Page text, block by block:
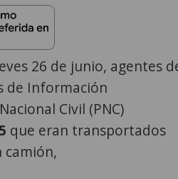
26 de junio, agentes
de Información
Civil (PNC)
que eran transportados